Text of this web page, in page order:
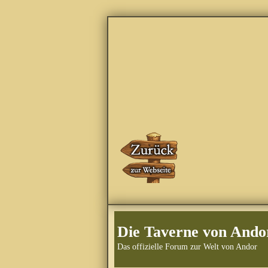
Die Taverne von
Das offizielle Forum zur Welt von Andor